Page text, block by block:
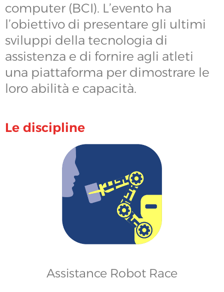
computer (BCI). L’evento ha
l’obiettivo di presentare gli ultimi
sviluppi della tecnologia di
assistenza e di fornire agli atleti
una piattaforma per dimostrare le
loro abilità e capacità.
Le discipline
Assistance Robot Race